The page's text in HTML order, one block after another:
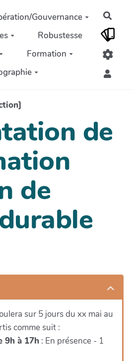
Gouvernance
Robustesse
Formation
de
de
sur 5 jours du xx mai au
comme suit :
9h à 17h : En présence - 1